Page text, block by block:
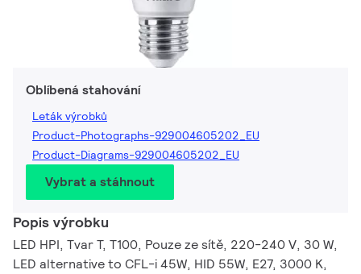
Oblíbená stahování
Leták výrobků
Product-Photographs-929004605202_EU
Product-Diagrams-929004605202_EU
Vybrat a stáhnout
Popis výrobku
LED HPI, Tvar T, T100, Pouze ze sítě, 220-240 V, 30 W,
LED alternative to CFL-i 45W, HID 55W, E27, 3000 K,